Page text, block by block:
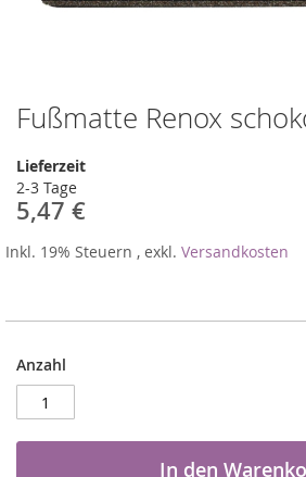
Fußmatte Renox
Lieferzeit
2-3 Tage
5,47 €
Inkl. 19% Steuern , exkl. Versandkosten
Anzahl
In den
Zum
Anfang
der
Bildergalerie
springen